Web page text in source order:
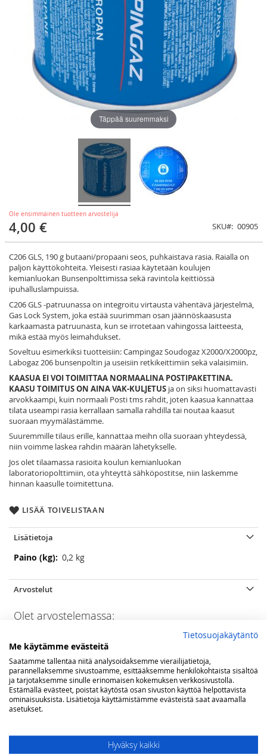
Ole ensimmäinen tuotteen arvostelija
4,00 € SKU 00905
C206 GLS, 190 g butaani/propaani seos, puhkaistava rasia. Raialla on
paljon käyttökohteita. Yleisesti rasiaa käytetään koulujen
kemianluokan Bunsenpolttimissa sekä ravintola keittiössä
ipuhalluslampuissa.
C206 GLS -patruunassa on integroitu virtausta vähentävä järjestelmä,
Gas Lock System, joka estää suurimman osan jäännöskaasusta
karkaamasta patruunasta, kun se irrotetaan vahingossa laitteesta,
mikä estää myös leimahdukset.
Soveltuu esimerkiksi tuotteisiin: Campingaz Soudogaz X2000/X2000pz,
Labogaz 206 bunsenpoltin ja useisiin retkikeittimiin sekä valaisimiin.
KAASUA EI VOI TOIMITTAA NORMAALINA POSTIPAKETTINA.
KAASU TOIMITUS ON AINA VAK-KULJETUS ja on siksi huomattavasti
arvokkaampi, kuin normaali Posti tms rahdit, joten kaasua kannattaa
tilata useampi rasia kerrallaan samalla rahdilla tai noutaa kaasut
suoraan myymälästämme.
Suuremmille tilaus erille, kannattaa meihn olla suoraan yhteydessä,
niin voimme laskea rahdin määrän lähetykselle.
Jos olet tilaamassa rasioita koulun kemianluokan
laboratoriopolttimiin, ota yhteyttä sähköpostitse, niin laskemme
hinnan kaasulle toimitettuna.
LISÄÄ TOIVELISTAAN
Täppää suuremmaksi
Lisätietoja
Lisätietoja
0,2 kg
Arvostelut
Olet arvostelemassa:
Arviosi
Rating
1
star
2
stars
3
stars
4
stars
5
stars
Nimimerkki
Tietosuojakäytäntö
Me käytämme evästeitä
Saatamme tallentaa niitä analysoidaksemme vierailijatietoja,
parannellaksemme sivustoamme, esittääksemme henkilökohtaista sisältöä
ja tarjotaksemme sinulle erinomaisen kokemuksen verkkosivustolla.
Estämällä evästeet, poistat käytöstä osan sivuston käyttöä helpottavista
ominaisuuksista. Lisätietoja käyttämistämme evästeistä saat avaamalla
asetukset.
Hyväksy kaikki